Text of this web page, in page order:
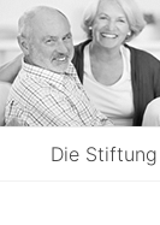
Die Stiftung